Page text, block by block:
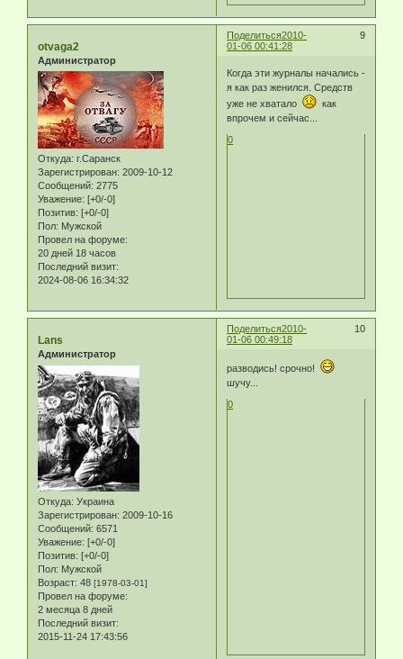
Поделиться 9
2010-
01-06 00:41:28
otvaga2
Администратор
Откуда: г.Саранск
Зарегистрирован: 2009-10-12
Сообщений: 2775
Уважение: [+0/-0]
Позитив: [+0/-0]
Пол: Мужской
Провел на форуме:
20 дней 18 часов
Последний визит:
2024-08-06 16:34:32
Когда эти журналы начались -
я как раз женился. Средств
уже не хватало
как
впрочем и сейчас...
0
Поделиться 10
2010-
01-06 00:49:18
Lans
Администратор
Откуда: Украина
Зарегистрирован: 2009-10-16
Сообщений: 6571
Уважение: [+0/-0]
Позитив: [+0/-0]
Пол: Мужской
Возраст: 48 [1978-03-01]
Провел на форуме:
2 месяца 8 дней
Последний визит:
2015-11-24 17:43:56
разводись! срочно!
шучу...
0